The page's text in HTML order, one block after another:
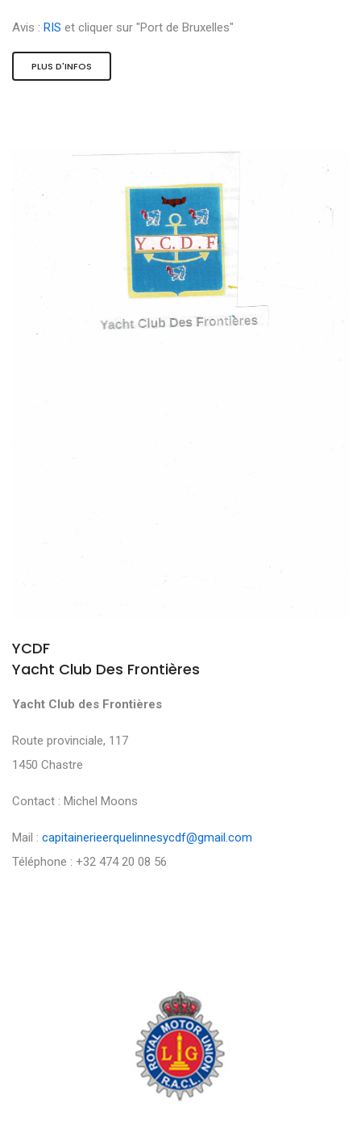
Avis : RIS et cliquer sur "Port de Bruxelles"
PLUS D'INFOS
YCDF
Yacht Club Des Frontières
Yacht Club des Frontières
Route provinciale, 117
1450 Chastre
Contact : Michel Moons
Mail : capitainerieerquelinnesycdf@gmail.com
Téléphone : +32 474 20 08 56